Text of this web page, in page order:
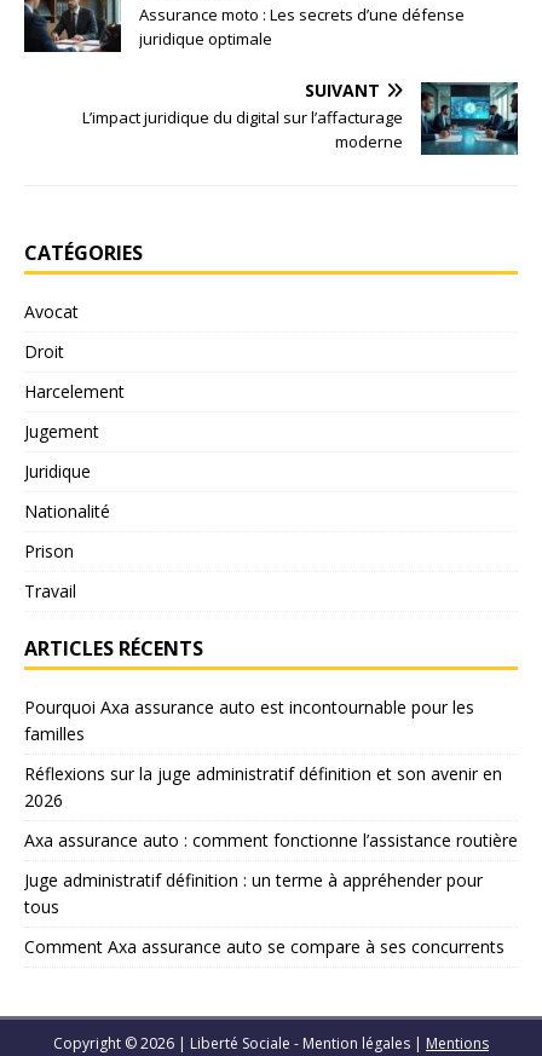
Assurance moto : Les secrets d’une défense
juridique optimale
SUIVANT
L’impact juridique du digital sur l’affacturage
moderne
CATÉGORIES
Avocat
Droit
Harcelement
Jugement
Juridique
Nationalité
Prison
Travail
ARTICLES RÉCENTS
Pourquoi Axa assurance auto est incontournable pour les
familles
Réflexions sur la juge administratif définition et son avenir en
2026
Axa assurance auto : comment fonctionne l’assistance routière
Juge administratif définition : un terme à appréhender pour
tous
Comment Axa assurance auto se compare à ses concurrents
Copyright © 2026 | Liberté Sociale - Mention légales | Mentions